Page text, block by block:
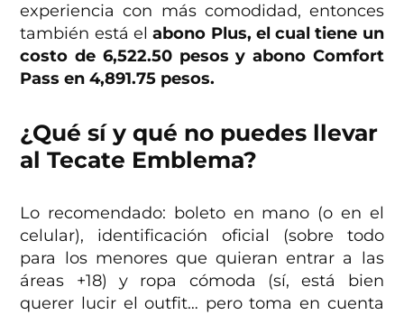
experiencia con más comodidad, entonces
también está el abono Plus, el cual tiene un
costo de 6,522.50 pesos y abono Comfort
Pass en 4,891.75 pesos.
¿Qué sí y qué no puedes llevar
al Tecate Emblema?
Lo recomendado: boleto en mano (o en el
celular), identificación oficial (sobre todo
para los menores que quieran entrar a las
áreas +18) y ropa cómoda (sí, está bien
querer lucir el outfit… pero toma en cuenta